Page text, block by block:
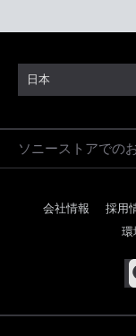
日本
ソニーストアでの
会社情報 採用
環